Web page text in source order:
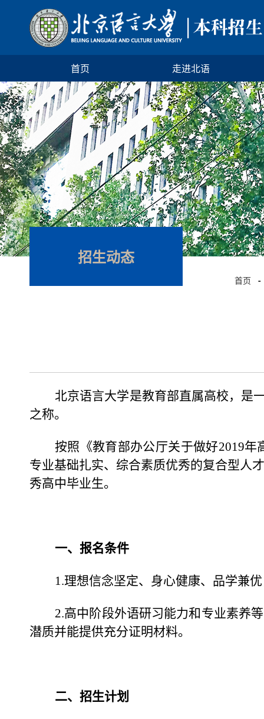
首页 走进北语
招生动态
首页 -
北京语言大学是教育部直属高校，是
之称。
按照《教育部办公厅关于做好2019
专业基础扎实、综合素质优秀的复合型人
秀高中毕业生。
一、报名条件
1.理想信念坚定、身心健康、品学兼
2.高中阶段外语研习能力和专业素养
潜质并能提供充分证明材料。
二、招生计划